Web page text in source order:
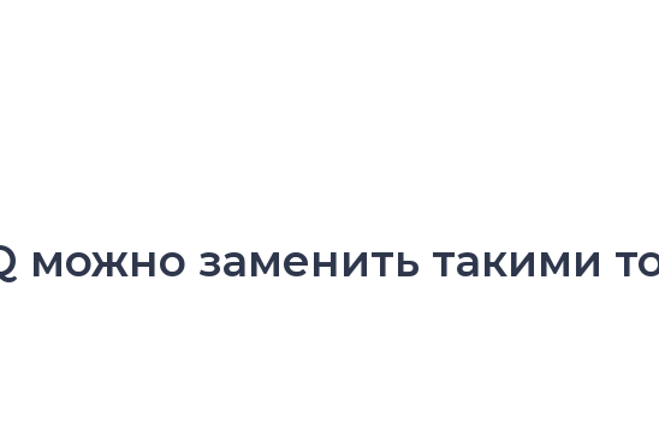
можно заменить такими